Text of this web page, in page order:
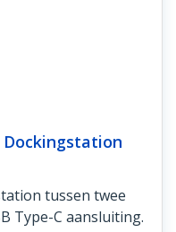
Dockingstation
tussen twee
Type-C aansluiting.